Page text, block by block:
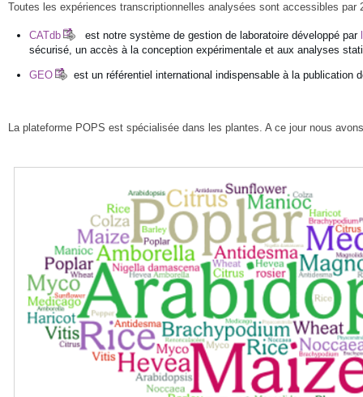
Toutes les expériences transcriptionnelles analysées sont accessibles par
CATdb est notre système de gestion de laboratoire développé par
sécurisé, un accès à la conception expérimentale et aux analyses
GEO est un référentiel international indispensable à la publication
La plateforme POPS est spécialisée dans les plantes. A ce jour nous